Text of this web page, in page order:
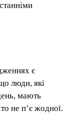
є
люди, які
мають
не п’є жодної.